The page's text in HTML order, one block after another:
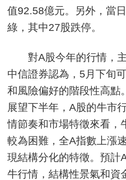
值92.58億元。另外，當
綠，其中27股跌停。
對A股今年的行情，主
中信證券認為，5月下旬
和風險偏好的階段性高點
展望下半年，A股的牛市
情節奏和市場特徵來看，
較為困難，全A指數上漲
現結構分化的特徵。預計
牛行情，結構性景氣和資